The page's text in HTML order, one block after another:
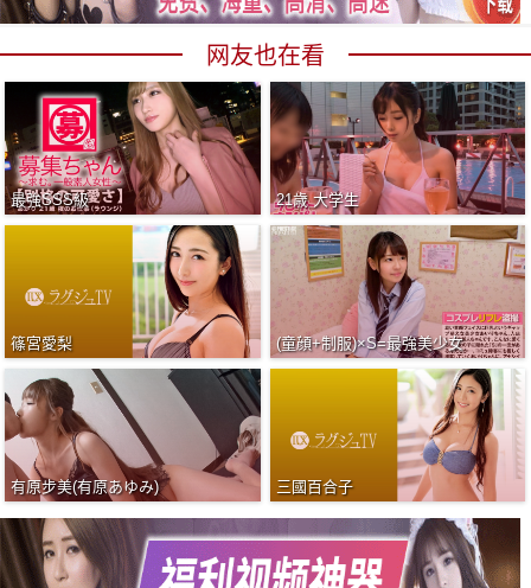
网友也在看
最強SSS級 21歳 大学生
篠宮愛梨 (童顔+制服)×S=最強美少女
有原步美(有原あゆみ) 三國百合子